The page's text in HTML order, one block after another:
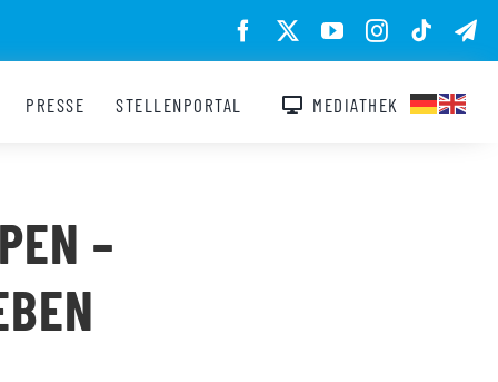
PRESSE STELLENPORTAL MEDIATHEK
–